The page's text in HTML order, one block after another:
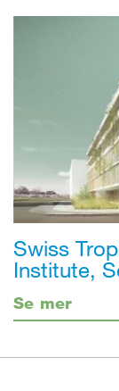
Swiss
Institute,
Se mer